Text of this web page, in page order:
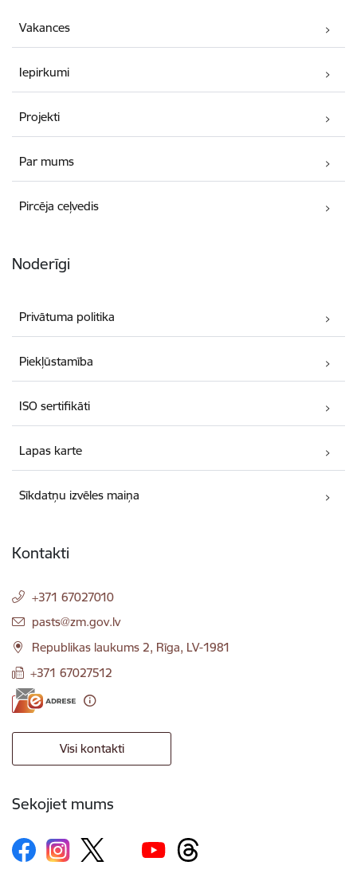
Vakances
Iepirkumi
Projekti
Par mums
Pircēja ceļvedis
Noderīgi
Privātuma politika
Piekļūstamība
ISO sertifikāti
Lapas karte
Sīkdatņu izvēles maiņa
Kontakti
+371 67027010
E-pasts:
pasts@zm.gov.lv
Republikas laukums 2, Rīga, LV-1981
+371 67027512
Visi kontakti
Sekojiet mums